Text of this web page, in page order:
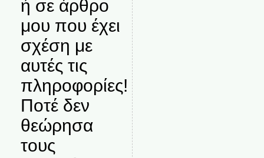
ή σε άρθρο
μου που έχει
σχέση με
αυτές τις
πληροφορίες!
Ποτέ δεν
θεώρησα
τους